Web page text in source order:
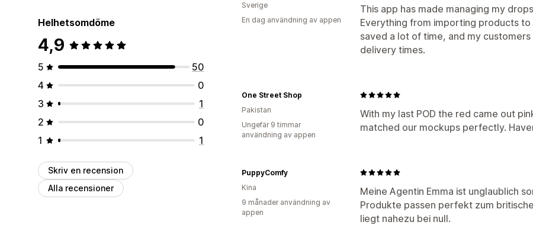
Helhetsomdöme
4,9
5
50
4
0
3
1
2
0
1
1
Skriv en recension
Alla recensioner
This app has made managing my
Everything from importing products
saved a lot of time, and my
delivery times.
Sverige
En dag användning av appen
With my last POD the red came out
matched our mockups perfectly.
One Street Shop
Pakistan
Ungefär 9 timmar
användning av appen
Meine Agentin Emma ist unglaublich
Produkte passen perfekt zum
liegt nahezu bei null.
PuppyComfy
Kina
9 månader användning av
appen